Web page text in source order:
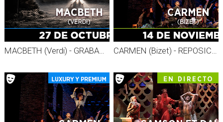
MACBETH (Verdi) - GRABADO MET 26-27 CARMEN (Bizet) - REPOSICIÓN MET 26-27